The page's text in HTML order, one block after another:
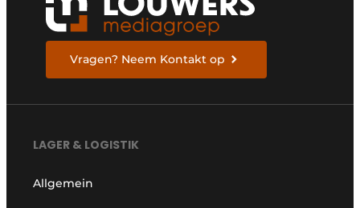
Vragen? Neem Kontakt op
LAGER & LOGISTIK
Allgemein